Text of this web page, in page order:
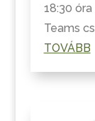
18:30
Teams
TOVÁBB